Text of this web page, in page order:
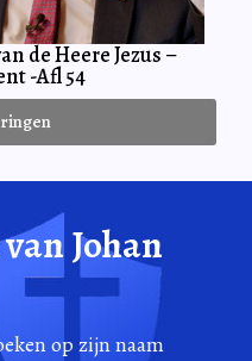
de Heere Jezus –
-Afl 54
Johan
op zijn naam